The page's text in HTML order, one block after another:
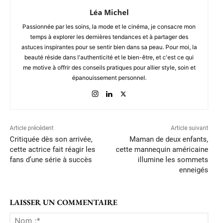
Léa Michel
Passionnée par les soins, la mode et le cinéma, je consacre mon
temps à explorer les dernières tendances et à partager des
astuces inspirantes pour se sentir bien dans sa peau. Pour moi, la
beauté réside dans l'authenticité et le bien-être, et c'est ce qui
me motive à offrir des conseils pratiques pour allier style, soin et
épanouissement personnel.
Article précédent
Critiquée dès son arrivée,
cette actrice fait réagir les
fans d’une série à succès
Article suivant
Maman de deux enfants,
cette mannequin américaine
illumine les sommets
enneigés
LAISSER UN COMMENTAIRE